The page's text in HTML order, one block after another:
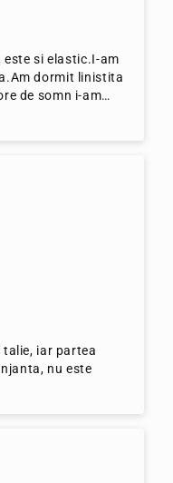
si elastic.I-am
dormit linistita
de somn i-am
talie, iar partea
nu este